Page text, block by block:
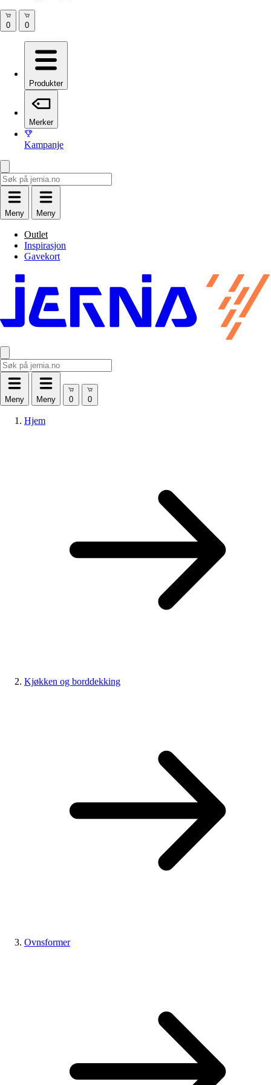
Produkter
Merker
Kampanje
Meny Meny
Outlet
Inspirasjon
Gavekort
Meny Meny
Hjem
Kjøkken og borddekking
Ovnsformer